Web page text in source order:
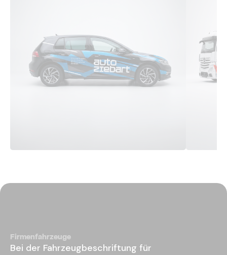
Firmenfahrzeuge
Bei der Fahrzeugbeschriftung für